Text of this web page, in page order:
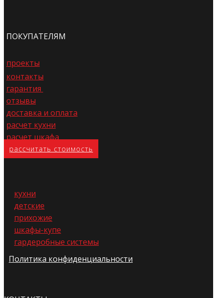
ПОКУПАТЕЛЯМ
проекты
контакты
гарантия
отзывы
доставка и оплата
расчет кухни
расчет шкафа
расс​читать стоимость
кухни
детские
прихожие
шкафы-купе
гардеробные системы
Политика конфиденциальности